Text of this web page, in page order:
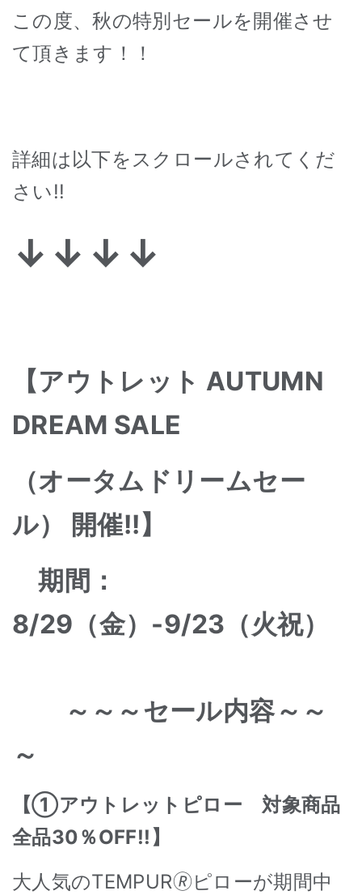
この度、秋の特別セールを開催させ
て頂きます！！
詳細は以下をスクロールされてくだ
さい!!
↓↓↓↓
【アウトレット AUTUMN
DREAM SALE
（オータムドリームセー
ル） 開催!!】
期間：
8/29（金）-9/23（火祝）
～～～セール内容～～
～
【①アウトレットピロー 対象商品
全品30％OFF!!】
大人気のTEMPUR🄬ピローが期間中